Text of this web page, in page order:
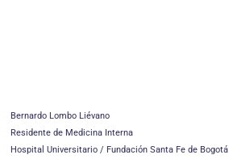
Bernardo Lombo Liévano
Residente de Medicina Interna
Hospital Universitario / Fundación Santa Fe de Bogotá